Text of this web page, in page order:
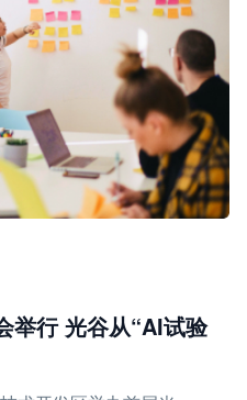
举行 光谷从“AI试验